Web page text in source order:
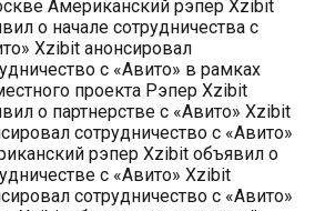
Американский рэпер Xzibit
о начале сотрудничества с
Xzibit анонсировал
с «Авито» в рамках
проекта Рэпер Xzibit
о партнерстве с «Авито» Xzibit
сотрудничество с «Авито»
рэпер Xzibit объявил о
с «Авито» Xzibit
сотрудничество с «Авито»